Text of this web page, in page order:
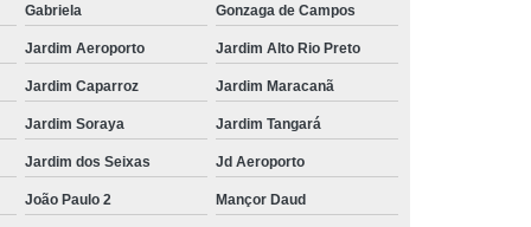
Gabriela Gonzaga de Campos
Jardim Aeroporto Jardim Alto Rio Preto
Jardim Caparroz Jardim Maracanã
Jardim Soraya Jardim Tangará
Jardim dos Seixas Jd Aeroporto
João Paulo 2 Mançor Daud